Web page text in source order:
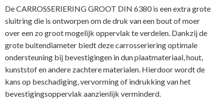
De CARROSSERIERING GROOT DIN 6380 is een extra grote
sluitring die is ontworpen om de druk van een bout of moer
over een zo groot mogelijk oppervlak te verdelen. Dankzij de
grote buitendiameter biedt deze carrosseriering optimale
ondersteuning bij bevestigingen in dun plaatmateriaal, hout,
kunststof en andere zachtere materialen. Hierdoor wordt de
kans op beschadiging, vervorming of indrukking van het
bevestigingsoppervlak aanzienlijk verminderd.